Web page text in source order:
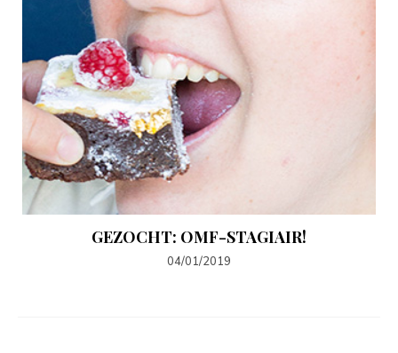
GEZOCHT: OMF-STAGIAIR!
04/01/2019